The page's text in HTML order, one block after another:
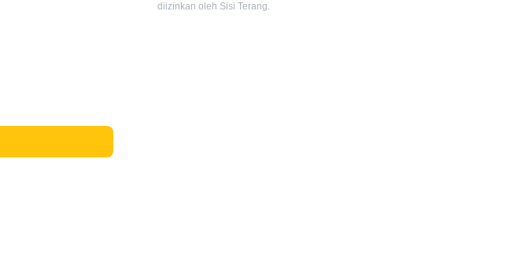
diizinkan oleh Sisi Terang.